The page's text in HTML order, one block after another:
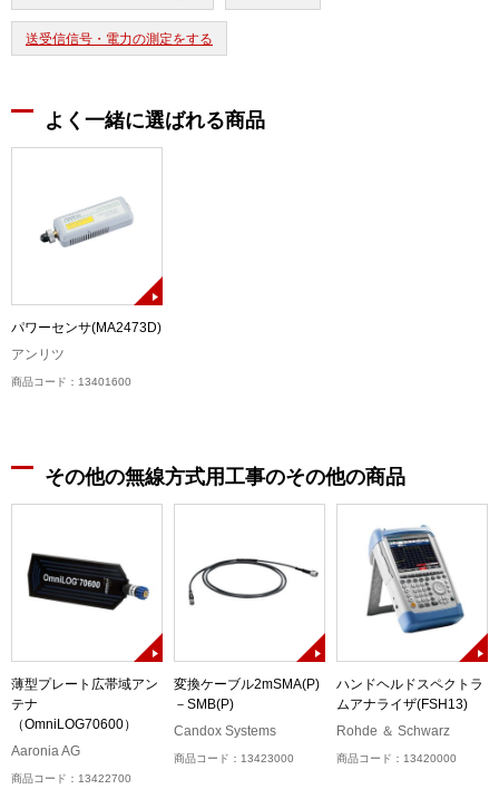
送受信信号・電力の測定をする
よく一緒に選ばれる商品
パワーセンサ(MA2473D)
アンリツ
商品コード：13401600
その他の無線方式用工事のその他の商品
薄型プレート広帯域アン
テナ
（OmniLOG70600）
Aaronia AG
商品コード：13422700
変換ケーブル2mSMA(P)
－SMB(P)
Candox Systems
商品コード：13423000
ハンドヘルドスペクトラ
ムアナライザ(FSH13)
Rohde ＆ Schwarz
商品コード：13420000